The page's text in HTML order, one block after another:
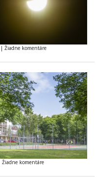
| Žiadne komentáre
Žiadne komentáre